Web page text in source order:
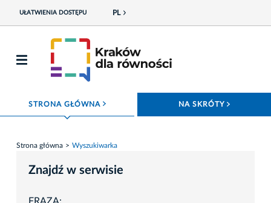
UŁATWIENIA DOSTĘPU PL
STRONA GŁÓWNA ROZWIŃ MENU NA SKRÓTY
Strona główna Wyszukiwarka
Znajdź w serwisie
FRAZA: